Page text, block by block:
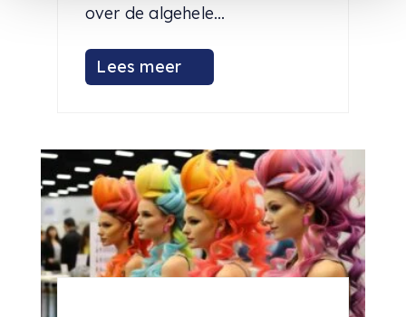
over de algehele...
Lees meer